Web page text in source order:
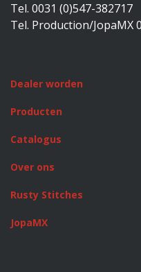
Tel. 0031 (0)547-382717
Tel. Production/JopaMX
Dealer worden
Producten
Catalogus
Over ons
Rusty Stitches
JopaMX